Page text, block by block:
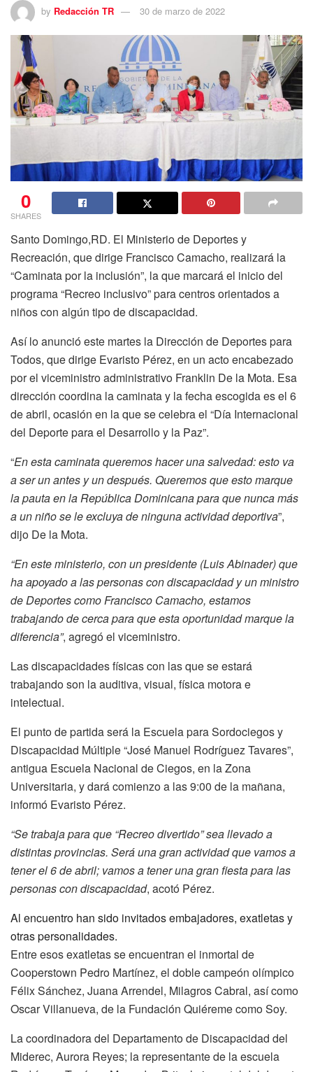
by Redacción TR 30 de marzo de 2022
0
SHARES
Santo Domingo,RD. El Ministerio de Deportes y
Recreación, que dirige Francisco Camacho, realizará la
“Caminata por la inclusión”, la que marcará el inicio del
programa “Recreo inclusivo” para centros orientados a
niños con algún tipo dediscapacidad.
Así lo anunció este martes la Dirección de Deportes para
Todos, que dirige Evaristo Pérez, en un acto encabezado
por el viceministro administrativo Franklin De la Mota. Esa
dirección coordina la caminata y la fecha escogida es el 6
de abril, ocasión en la que se celebra el “Día Internacional
del Deportepara el Desarrollo y la Paz”.
“En esta caminata queremos hacer una salvedad: esto va
a ser un antes y un después. Queremos que esto marque
la pauta en la República Dominicana para que nunca más
a un niño se le excluya de ninguna actividad deportiva”,
dijo De la Mota.
“En este ministerio, con un presidente (Luis Abinader) que
ha apoyado a las personas con discapacidad y un ministro
de Deportes como Francisco Camacho, estamos
trabajando de cerca para que esta oportunidad marque la
diferencia”, agregó el viceministro.
Las discapacidades físicas con las que se estará
trabajando son la auditiva, visual, física motora e
intelectual.
El punto de partida será la Escuela para Sordociegos y
Discapacidad Múltiple “José Manuel Rodríguez Tavares”,
antigua Escuela Nacional de Ciegos, en la Zona
Universitaria, y dará comienzo a las 9:00 de la mañana,
informó Evaristo Pérez.
“Se trabaja para que “Recreo divertido” sea llevado a
distintas provincias. Será una gran actividad que vamos a
tener el 6 de abril; vamos a tener una gran fiesta para las
personas con discapacidad, acotó Pérez.
Al encuentro han sido invitados embajadores, exatletas y
otras personalidades.
Entre esos exatletas se encuentran el inmortal de
Cooperstown Pedro Martínez, el doble campeón olímpico
Félix Sánchez, Juana Arrendel, Milagros Cabral, así como
Oscar Villanueva, de la Fundación Quiéreme como Soy.
La coordinadora del Departamento de Discapacidad del
Miderec, Aurora Reyes; la representante de la escuela